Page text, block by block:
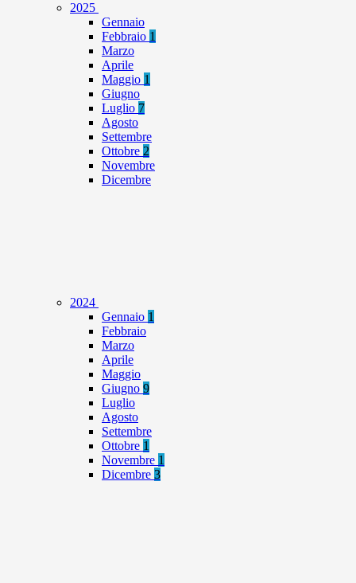
2025
Gennaio
Febbraio 1
Marzo
Aprile
Maggio 1
Giugno
Luglio 7
Agosto
Settembre
Ottobre 2
Novembre
Dicembre
2024
Gennaio 1
Febbraio
Marzo
Aprile
Maggio
Giugno 9
Luglio
Agosto
Settembre
Ottobre 1
Novembre 1
Dicembre 3